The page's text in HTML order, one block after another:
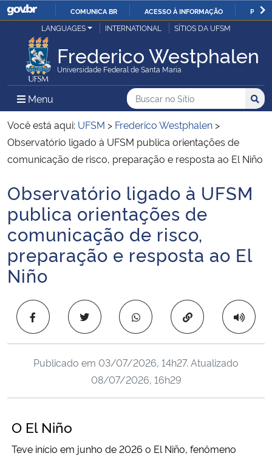
IR
O
COMUNICA BR ACESSO À INFORMAÇÃO
Ministério da Justiça e Segurança Pública
Ministério da Defesa
Ministério das Relações Exteriores
Ministério da Economia
Ministério da Infraestrutura
Ministério da Agricultura, Pecuária e Abastecimento
Ministério da Educação
Ministério da Cidadania
Ministério da Saúde
Ministério de Minas e Energia
Ministério da Ciência, Tecnologia, Inovações e Comunicações
Ministério do Turismo
LANGUAGES INTERNATIONAL SÍTIOS DA UFSM
Frederico Westphalen
Universidade Federal de Santa Maria
Menu Menu Principal do Sítio
Busca
Buscar no no Sítio
Busca:
Você está aqui: UFSM > Frederico Westphalen >
Observatório ligado à UFSM publica orientações de
comunicação de risco, preparação e resposta ao El Niño
Início do conteúdo
Observatório ligado à UFSM
publica orientações de
comunicação de risco,
preparação e resposta ao El
Niño
Copiar para área
Publicado em 03/07/2026, 14h27. Atualizado
08/07/2026, 16h29
O El Niño
Teve início em junho de 2026 o El Niño, fenômeno